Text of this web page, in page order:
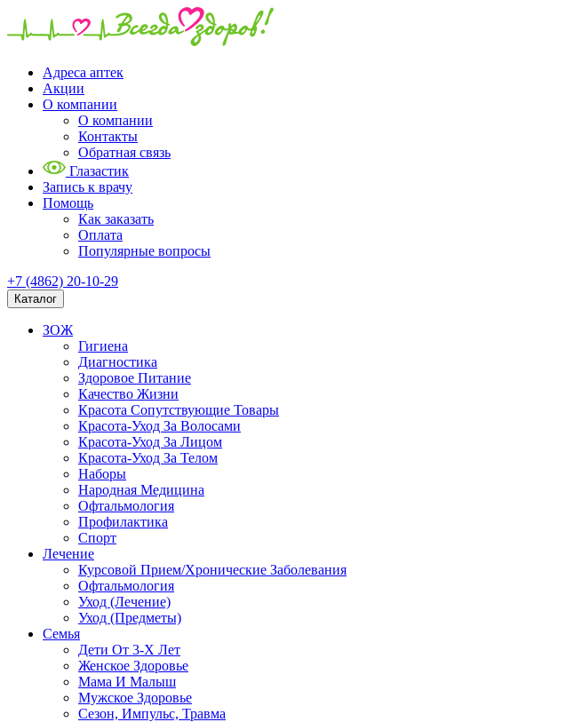
Адреса аптек
Акции
О компании
О компании
Контакты
Обратная связь
Глазастик
Запись к врачу
Помощь
Как заказать
Оплата
Популярные вопросы
+7 (4862) 20-10-29
Каталог
ЗОЖ
Гигиена
Диагностика
Здоровое Питание
Качество Жизни
Красота Сопутствующие Товары
Красота-Уход За Волосами
Красота-Уход За Лицом
Красота-Уход За Телом
Наборы
Народная Медицина
Офтальмология
Профилактика
Спорт
Лечение
Курсовой Прием/Хронические Заболевания
Офтальмология
Уход (Лечение)
Уход (Предметы)
Семья
Дети От 3-Х Лет
Женское Здоровье
Мама И Малыш
Мужское Здоровье
Сезон, Импульс, Травма